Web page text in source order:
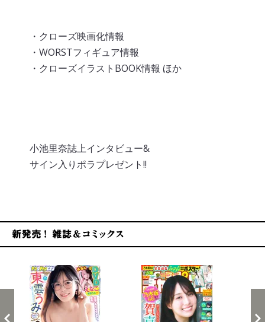
・クローズ映画化情報
・WORSTフィギュア情報
・クローズイラストBOOK情報 ほか
小池里奈誌上インタビュー&
サイン入りポラプレゼント!!